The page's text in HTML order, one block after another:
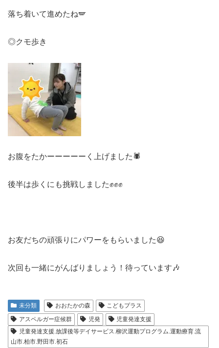
落ち着いて進めたね🪽
◎クモ歩き
お腹をたかーーーーーく上げました🕷️
後半は歩くにも挑戦しました✊✊✊
お友だちの頑張りにパワーをもらいました😆
次回も一緒にがんばりましょう！待っています🎶
未分類 おおたかの森
こどもプラス
アスペルガー症候群
児発
児童発達支援
児童発達支援.放課後等デイサービス.柳沢運動プログラム.運動療育.流
山市.柏市.野田市.初石